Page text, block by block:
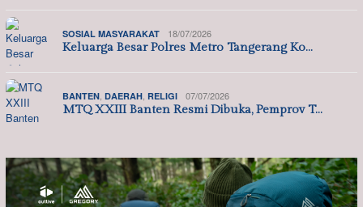
SOSIAL MASYARAKAT 18/07/2026
Keluarga Besar Polres Metro Tangerang Ko…
BANTEN DAERAH RELIGI 07/07/2026
MTQ XXIII Banten Resmi Dibuka, Pemprov T…